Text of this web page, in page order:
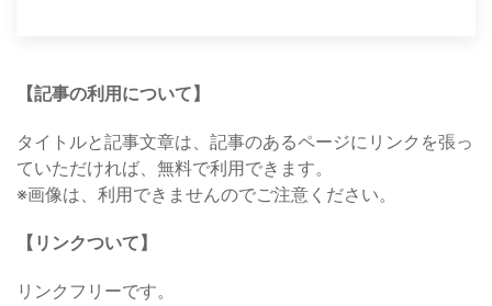
【記事の利用について】
タイトルと記事文章は、記事のあるページにリンクを張っ
ていただければ、無料で利用できます。
※画像は、利用できませんのでご注意ください。
【リンクついて】
リンクフリーです。